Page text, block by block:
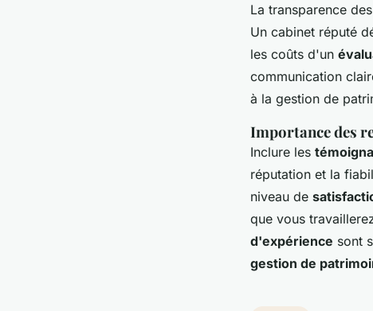
La transparence des
Un cabinet réputé
les coûts d'un
communication
à la gestion de
Importance des
Inclure les
réputation et la
niveau de
que vous
d'expérience sont
gestion de